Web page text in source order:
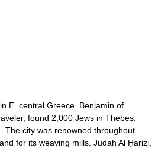
E. central Greece. Benjamin of
found 2,000 Jews in Thebes.
The city was renowned throughout
for its weaving mills. Judah Al Ḥarizi,